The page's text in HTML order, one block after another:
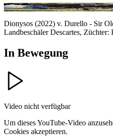
Anne Klakow
Dionysos (2022) v. Durello - Sir
Landbeschäler Descartes, Züchter:
In Bewegung
Video nicht verfügbar
Um dieses YouTube-Video
Cookies akzeptieren.